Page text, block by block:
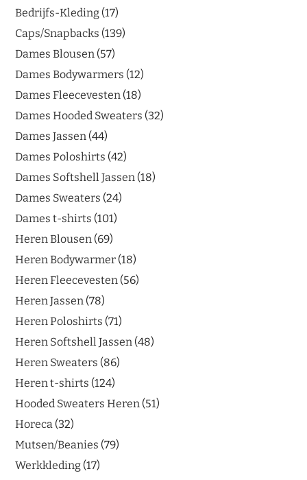
Bedrijfs-Kleding 17
Caps/Snapbacks 139
Dames Blousen 57
Dames Bodywarmers 12
Dames Fleecevesten 18
Dames Hooded Sweaters 32
Dames Jassen 44
Dames Poloshirts 42
Dames Softshell Jassen 18
Dames Sweaters 24
Dames t-shirts 101
Heren Blousen 69
Heren Bodywarmer 18
Heren Fleecevesten 56
Heren Jassen 78
Heren Poloshirts 71
Heren Softshell Jassen 48
Heren Sweaters 86
Heren t-shirts 124
Hooded Sweaters Heren 51
Horeca 32
Mutsen/Beanies 79
Werkkleding 17